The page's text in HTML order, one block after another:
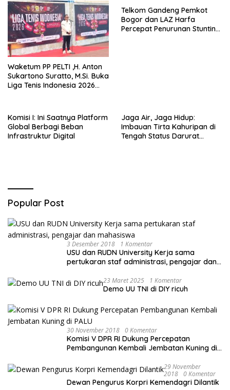
Jakarta Selatan
Waketum PP PELTI ,H. Anton
Sukartono Suratto, M.Si. Buka
Liga Tenis Indonesia 2026
Telkom Gandeng Pemkot
Bogor dan LAZ Harfa
Percepat Penurunan Stunting
Komisi I: Ini Saatnya Platform
Global Berbagi Beban
Infrastruktur Digital
Jaga Air, Jaga Hidup:
Imbauan Tirta Kahuripan di
Tengah Status Darurat
Popular Post
3 Desember 2018 1 Komentar
USU dan RUDN University Kerja sama
pertukaran staf administrasi, pengajar dan
23 Maret 2025 1 Komentar
Demo UU TNI di DIY ricuh
30 November 2018 0 Komentar
Komisi V DPR RI Dukung Percepatan
Pembangunan Kembali Jembatan Kuning di
29 November
2018 0 Komentar
Dewan Pengurus Korpri Kemendagri Dilantik